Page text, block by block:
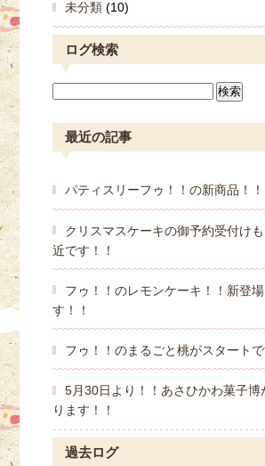
未分類 (10)
ログ検索
最近の記事
パティスリーフゥ！！の新商品！！
クリスマスケーキの御予約受付け
近です！！
フゥ！！のレモンケーキ！！新登
す！！
フゥ！！のまるごと桃がスタートで
5月30日より！！あさひかわ菓子博
ります！！
過去ログ